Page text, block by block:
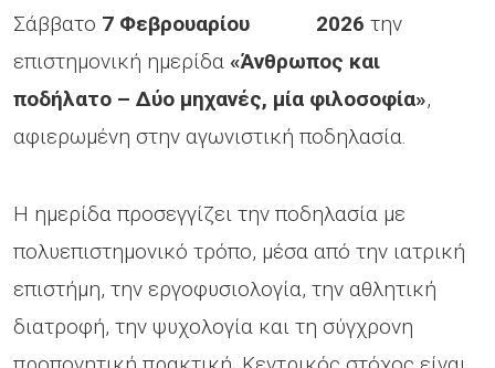
Σάββατο 7 Φεβρουαρίου 2026 την
επιστημονική ημερίδα «Άνθρωπος και
ποδήλατο – Δύο μηχανές, μία φιλοσοφία»,
αφιερωμένη στην αγωνιστική ποδηλασία.
Η ημερίδα προσεγγίζει την ποδηλασία με
πολυεπιστημονικό τρόπο, μέσα από την ιατρική
επιστήμη, την εργοφυσιολογία, την αθλητική
διατροφή, την ψυχολογία και τη σύγχρονη